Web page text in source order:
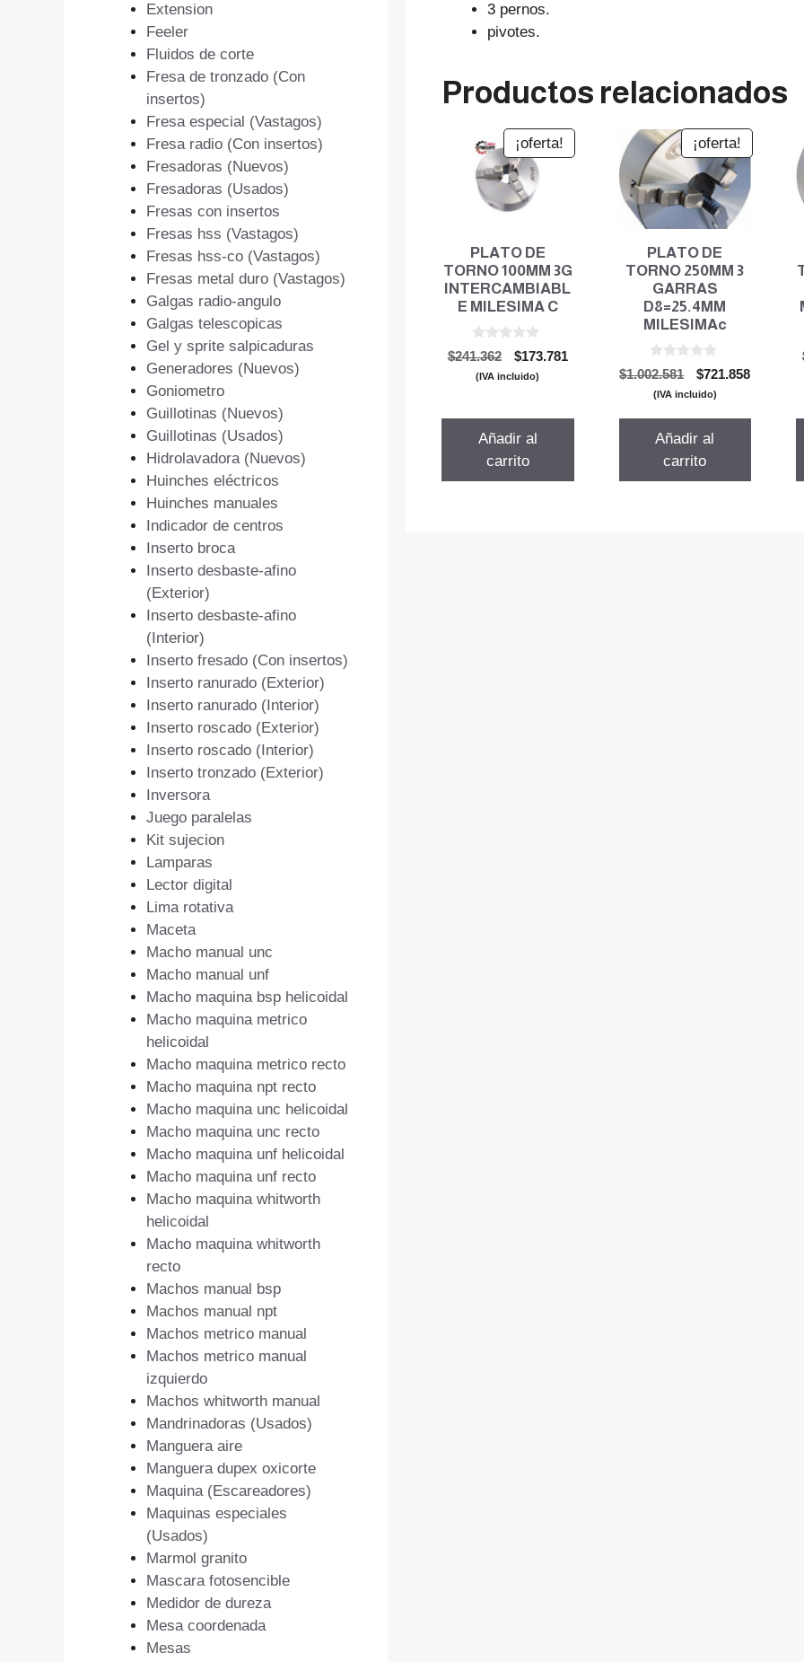
3 pernos.
pivotes.
Productos relacionados
¡oferta!
PLATO DE
TORNO 100MM 3G
INTERCAMBIABL
E MILESIMA C
0
d
e
$241.362
El
precio
$241.362.
$173.781
(IVA incluido)
Añadir al
carrito
¡oferta!
PLATO DE
TORNO 250MM 3
GARRAS
D8=25.4MM
MILESIMAc
0
d
e
$1.002.581
El
precio
era:
$721.858El
(IVA incluido)
Añadir al
carrito
Extension
Feeler
Fluidos de corte
Fresa de tronzado (Con
insertos)
Fresa especial (Vastagos)
Fresa radio (Con insertos)
Fresadoras (Nuevos)
Fresadoras (Usados)
Fresas con insertos
Fresas hss (Vastagos)
Fresas hss-co (Vastagos)
Fresas metal duro (Vastagos)
Galgas radio-angulo
Galgas telescopicas
Gel y sprite salpicaduras
Generadores (Nuevos)
Goniometro
Guillotinas (Nuevos)
Guillotinas (Usados)
Hidrolavadora (Nuevos)
Huinches eléctricos
Huinches manuales
Indicador de centros
Inserto broca
Inserto desbaste-afino
(Exterior)
Inserto desbaste-afino
(Interior)
Inserto fresado (Con insertos)
Inserto ranurado (Exterior)
Inserto ranurado (Interior)
Inserto roscado (Exterior)
Inserto roscado (Interior)
Inserto tronzado (Exterior)
Inversora
Juego paralelas
Kit sujecion
Lamparas
Lector digital
Lima rotativa
Maceta
Macho manual unc
Macho manual unf
Macho maquina bsp helicoidal
Macho maquina metrico
helicoidal
Macho maquina metrico recto
Macho maquina npt recto
Macho maquina unc helicoidal
Macho maquina unc recto
Macho maquina unf helicoidal
Macho maquina unf recto
Macho maquina whitworth
helicoidal
Macho maquina whitworth
recto
Machos manual bsp
Machos manual npt
Machos metrico manual
Machos metrico manual
izquierdo
Machos whitworth manual
Mandrinadoras (Usados)
Manguera aire
Manguera dupex oxicorte
Maquina (Escareadores)
Maquinas especiales
(Usados)
Marmol granito
Mascara fotosencible
Medidor de dureza
Mesa coordenada
Mesas